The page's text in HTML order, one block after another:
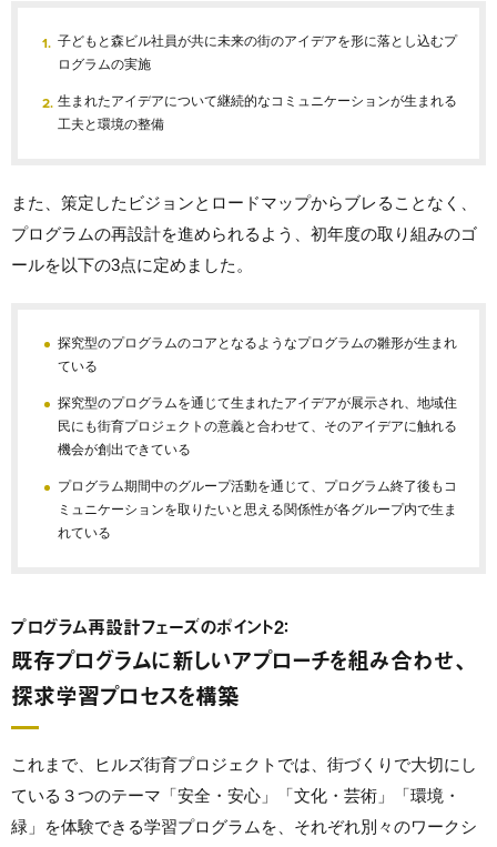
子どもと森ビル社員が共に未来の街のアイデアを形に落とし込むプ
ログラムの実施
生まれたアイデアについて継続的なコミュニケーションが生まれる
工夫と環境の整備
また、策定したビジョンとロードマップからブレることなく、
プログラムの再設計を進められるよう、初年度の取り組みのゴ
ールを以下の3点に定めました。
探究型のプログラムのコアとなるようなプログラムの雛形が生まれ
ている
探究型のプログラムを通じて生まれたアイデアが展示され、地域住
民にも街育プロジェクトの意義と合わせて、そのアイデアに触れる
機会が創出できている
プログラム期間中のグループ活動を通じて、プログラム終了後もコ
ミュニケーションを取りたいと思える関係性が各グループ内で生ま
れている
プログラム再設計フェーズのポイント2：
既存プログラムに新しいアプローチを組み合わせ、
探求学習プロセスを構築
これまで、ヒルズ街育プロジェクトでは、街づくり で大切にし
ている３つのテーマ「安全・安心」「文化・芸術」「環境・
緑」を体験できる学習プログラムを、それぞれ別々のワークシ